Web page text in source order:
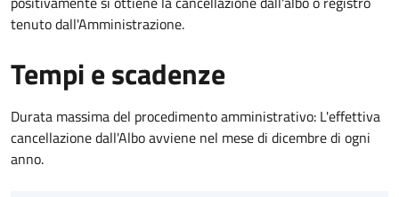
tenuto dall'Amministrazione.
Tempi e scadenze
Durata massima del procedimento amministrativo: L'effettiva
cancellazione dall'Albo avviene nel mese di dicembre di ogni
anno.